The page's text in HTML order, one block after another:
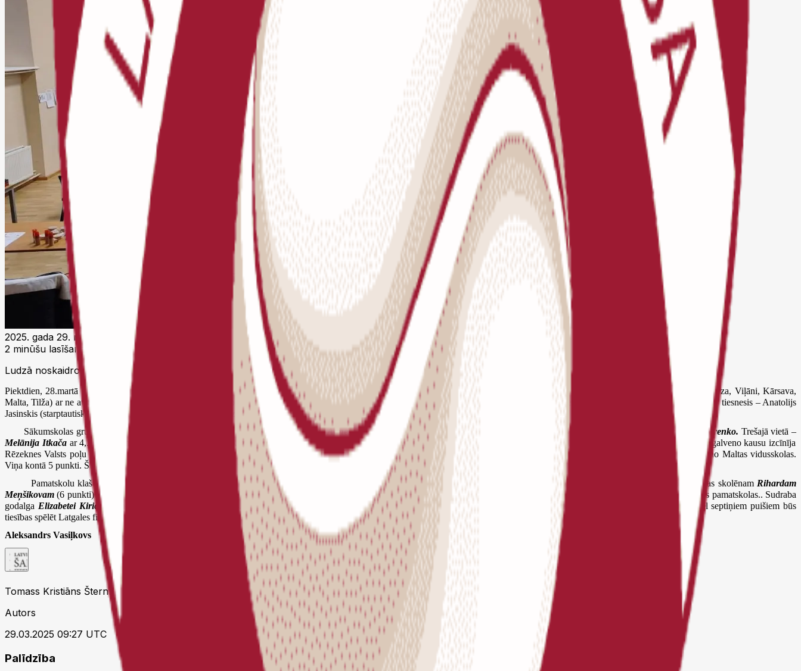
2025. gada 29. marts 09:27 UTC
2 minūšu lasīšana
Ludzā noskaidroti Latvijas Skolu skolēnu šaha olimpiādes Latgales fināla dalībnieki
Piektdien, 28.martā Ludzas pilsētas vidusskolā notika Latvijas Skolu skolēnu šaha olimpiādes Latgales pusfināla turnīrs. Tajā piedalījās 62 jaunie šahisti no reģiona skolām (Rēzekne, Ludza, Viļāni, Kārsava,
Malta, Tilža) ar ne augstāk kā 3. sporta klasi zēniem un 4. sporta klasi meitenēm. Spēles ar laika kontroli 12 minūtes plus 5 sekundes aizritēja pēc Šveices sistēmas septiņās kārtās. Galvenais tiesnesis – Anatolijs
Jasinskis (starptautiskā kategorija). Inventāru nodrošināja Rēzeknes novada Sporta skola.
Sākumskolas grupā 12 meiteņu konkurencē ar 6 punktiem par uzvarētāju kļuvaAgnese Platpire . Sudraba medaļu ar 5 punktiem izcīnīja Maltas vidusskolas pārstāve Viktorija Bondarenko. Trešajā vietā –
Melānija Itkača ar 4,5 punktiem (pirmā un trešā vieta - no Rēzeknes sākumskolas). Vēl no šis grupas Latgales finālā tika 3 dalībnieces. Savukārt, 30 zēnu vidū ar iekrātiem 6 punktiem galveno kausu izcīnīja
Rēzeknes Valsts poļu ģimnāzijas skolēns
. Otrajā vietā ar 5,5 punktiemEdvards Rumjancevs no Rēzeknes Katoļu vidusskolas. Bronzas godalga Makarijam Alikamno Maltas vidusskolas.
Viņa kontā 5 punkti. Šajā grupā tiesības spēlēt Latgales finālā vēl izcīnīja 7 puiši.
Pamatskolu klašu posmā spēlēja 18 jauni šahisti. Par uzvarētāju starp zēniem ar 6,5 punktiem kļuva vietējās skolas audzēknis
Renārs Ritiņš . Sudraba godalga Viļānu vidusskolas skolēnam Rihardam
Meņšikovam (6 punkti). Bronzu ar 5 punktiem izcīnīja Maksims Vinogradovs no Rēzeknes 3. pamatskolas. Meiteņu kategorijā 1.vietu ar 6 punktiem ieņēma Anastasija GaldiņanoTilžas pamatskolas.. Sudraba
godalga Elizabetei Kiričenko no Ludzas pilsētas vidusskolas. Trešajā vietāViktorija Višņakovano Rēzeknes 3. pamatskolas, kuras kontā 3 punkti. Visiem minētiem šahistiem un vēl septiņiem puišiem būs
tiesības spēlēt Latgales finālā Maltā, kurš notiks 2. aprīlī. Vidusskolas posma grupā dalībnieku nebija.
Aleksandrs Vasiļkovs
Tomass Kristiāns Šterns
Autors
29.03.2025 09:27 UTC
Palīdzība